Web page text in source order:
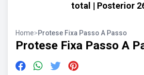
total | Posterior
Home>Protese Fixa Passo A Passo
Protese Fixa Passo A